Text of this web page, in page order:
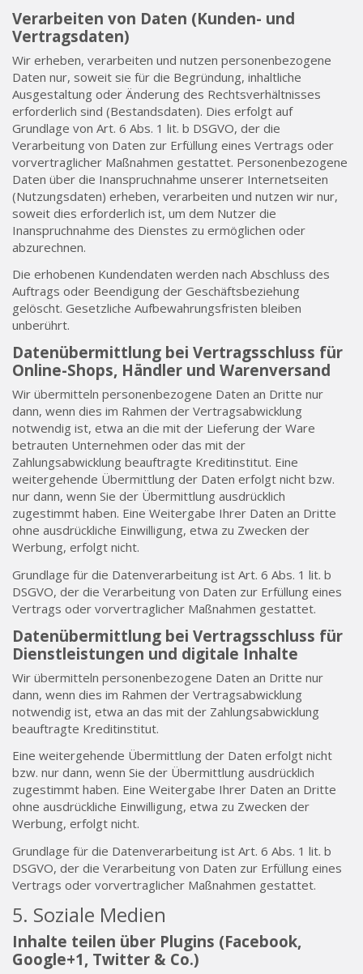
Verarbeiten von Daten (Kunden- und
Vertragsdaten)
Wir erheben, verarbeiten und nutzen personenbezogene
Daten nur, soweit sie für die Begründung, inhaltliche
Ausgestaltung oder Änderung des Rechtsverhältnisses
erforderlich sind (Bestandsdaten). Dies erfolgt auf
Grundlage von Art. 6 Abs. 1 lit. b DSGVO, der die
Verarbeitung von Daten zur Erfüllung eines Vertrags oder
vorvertraglicher Maßnahmen gestattet. Personenbezogene
Daten über die Inanspruchnahme unserer Internetseiten
(Nutzungsdaten) erheben, verarbeiten und nutzen wir nur,
soweit dies erforderlich ist, um dem Nutzer die
Inanspruchnahme des Dienstes zu ermöglichen oder
abzurechnen.
Die erhobenen Kundendaten werden nach Abschluss des
Auftrags oder Beendigung der Geschäftsbeziehung
gelöscht. Gesetzliche Aufbewahrungsfristen bleiben
unberührt.
Datenübermittlung bei Vertragsschluss für
Online-Shops, Händler und Warenversand
Wir übermitteln personenbezogene Daten an Dritte nur
dann, wenn dies im Rahmen der Vertragsabwicklung
notwendig ist, etwa an die mit der Lieferung der Ware
betrauten Unternehmen oder das mit der
Zahlungsabwicklung beauftragte Kreditinstitut. Eine
weitergehende Übermittlung der Daten erfolgt nicht bzw.
nur dann, wenn Sie der Übermittlung ausdrücklich
zugestimmt haben. Eine Weitergabe Ihrer Daten an Dritte
ohne ausdrückliche Einwilligung, etwa zu Zwecken der
Werbung, erfolgt nicht.
Grundlage für die Datenverarbeitung ist Art. 6 Abs. 1 lit. b
DSGVO, der die Verarbeitung von Daten zur Erfüllung eines
Vertrags oder vorvertraglicher Maßnahmen gestattet.
Datenübermittlung bei Vertragsschluss für
Dienstleistungen und digitale Inhalte
Wir übermitteln personenbezogene Daten an Dritte nur
dann, wenn dies im Rahmen der Vertragsabwicklung
notwendig ist, etwa an das mit der Zahlungsabwicklung
beauftragte Kreditinstitut.
Eine weitergehende Übermittlung der Daten erfolgt nicht
bzw. nur dann, wenn Sie der Übermittlung ausdrücklich
zugestimmt haben. Eine Weitergabe Ihrer Daten an Dritte
ohne ausdrückliche Einwilligung, etwa zu Zwecken der
Werbung, erfolgt nicht.
Grundlage für die Datenverarbeitung ist Art. 6 Abs. 1 lit. b
DSGVO, der die Verarbeitung von Daten zur Erfüllung eines
Vertrags oder vorvertraglicher Maßnahmen gestattet.
5. Soziale Medien
Inhalte teilen über Plugins (Facebook,
Google+1, Twitter & Co.)